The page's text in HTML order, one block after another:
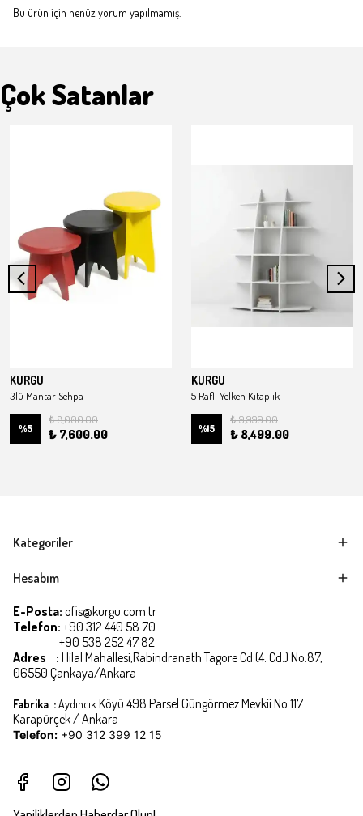
Bu ürün için henüz yorum yapılmamış.
Çok Satanlar
KURGU
3'lü Mantar Sehpa
%5
₺ 8,000.00
₺ 7,600.00
KURGU
5 Raflı Yelken Kitaplık
%15
₺ 9,999.00
₺ 8,499.00
Kategoriler
Hesabım
E-Posta: ofis@kurgu.com.tr
Telefon: +90 312 440 58 70
+90 538 252 47 82
Adres : Hilal Mahallesi,Rabindranath Tagore Cd.(4. Cd.) No:87,
06550 Çankaya/Ankara
Fabrika :Aydıncık Köyü 498 Parsel Güngörmez Mevkii No:117
Karapürçek / Ankara
Telefon: +90 312 399 12 15